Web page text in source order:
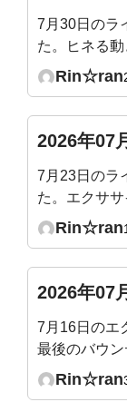
7月30日のラ
た。ヒネる
持ち良かっ
Rin☆ran
2026年07
7月23日のラ
た。エクサ
ったので、
というのは
時の数値で
きそうにな
たが、やは
Rin☆ran
2026年07
7月16日のエ
最後のバウ
圧が入るの
Rin☆ran